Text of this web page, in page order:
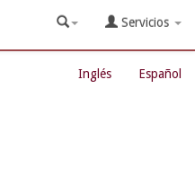
Servicios
Inglés Español